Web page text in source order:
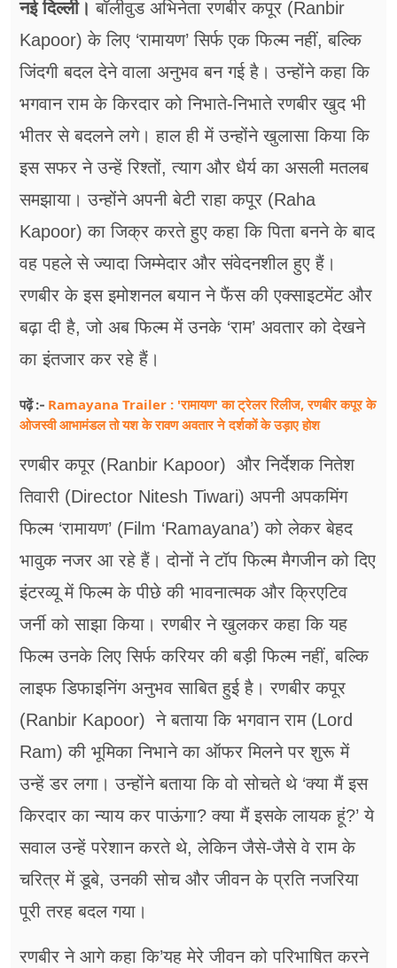
नई दिल्ली। बॉलीवुड अभिनेता रणबीर कपूर (Ranbir
Kapoor) के लिए ‘रामायण’ सिर्फ एक फिल्म नहीं, बल्कि
जिंदगी बदल देने वाला अनुभव बन गई है। उन्होंने कहा कि
भगवान राम के किरदार को निभाते-निभाते रणबीर खुद भी
भीतर से बदलने लगे। हाल ही में उन्होंने खुलासा किया कि
इस सफर ने उन्हें रिश्तों, त्याग और धैर्य का असली मतलब
समझाया। उन्होंने अपनी बेटी राहा कपूर (Raha
Kapoor) का जिक्र करते हुए कहा कि पिता बनने के बाद
वह पहले से ज्यादा जिम्मेदार और संवेदनशील हुए हैं।
रणबीर के इस इमोशनल बयान ने फैंस की एक्साइटमेंट और
बढ़ा दी है, जो अब फिल्म में उनके ‘राम’ अवतार को देखने
का इंतजार कर रहे हैं।
पढ़ें :- Ramayana Trailer : 'रामायण' का ट्रेलर रिलीज, रणबीर कपूर के
ओजस्वी आभामंडल तो यश के रावण अवतार ने दर्शकों के उड़ाए होश
रणबीर कपूर (Ranbir Kapoor) और निर्देशक नितेश
तिवारी (Director Nitesh Tiwari) अपनी अपकमिंग
फिल्म ‘रामायण’ (Film ‘Ramayana’) को लेकर बेहद
भावुक नजर आ रहे हैं। दोनों ने टॉप फिल्म मैगजीन को दिए
इंटरव्यू में फिल्म के पीछे की भावनात्मक और क्रिएटिव
जर्नी को साझा किया। रणबीर ने खुलकर कहा कि यह
फिल्म उनके लिए सिर्फ करियर की बड़ी फिल्म नहीं, बल्कि
लाइफ डिफाइनिंग अनुभव साबित हुई है। रणबीर कपूर
(Ranbir Kapoor) ने बताया कि भगवान राम (Lord
Ram) की भूमिका निभाने का ऑफर मिलने पर शुरू में
उन्हें डर लगा। उन्होंने बताया कि वो सोचते थे ‘क्या मैं इस
किरदार का न्याय कर पाऊंगा? क्या मैं इसके लायक हूं?’ ये
सवाल उन्हें परेशान करते थे, लेकिन जैसे-जैसे वे राम के
चरित्र में डूबे, उनकी सोच और जीवन के प्रति नजरिया
पूरी तरह बदल गया।
रणबीर ने आगे कहा कि’यह मेरे जीवन को परिभाषित करने